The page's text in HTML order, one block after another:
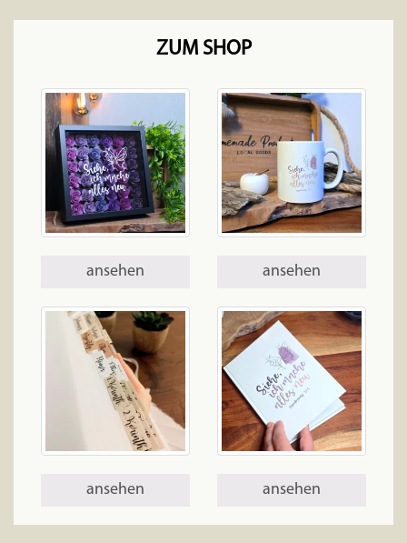
ZUM SHOP
ansehen ansehen
ansehen ansehen